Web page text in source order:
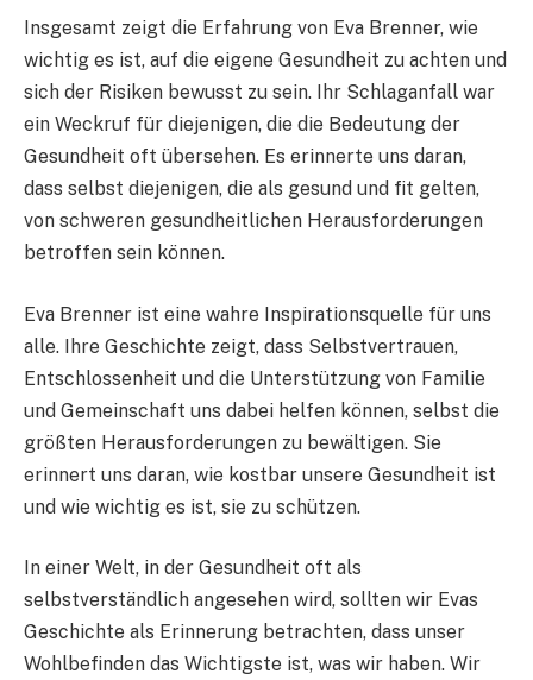
Insgesamt zeigt die Erfahrung von Eva Brenner, wie
wichtig es ist, auf die eigene Gesundheit zu achten und
sich der Risiken bewusst zu sein. Ihr Schlaganfall war
ein Weckruf für diejenigen, die die Bedeutung der
Gesundheit oft übersehen. Es erinnerte uns daran,
dass selbst diejenigen, die als gesund und fit gelten,
von schweren gesundheitlichen Herausforderungen
betroffen sein können.
Eva Brenner ist eine wahre Inspirationsquelle für uns
alle. Ihre Geschichte zeigt, dass Selbstvertrauen,
Entschlossenheit und die Unterstützung von Familie
und Gemeinschaft uns dabei helfen können, selbst die
größten Herausforderungen zu bewältigen. Sie
erinnert uns daran, wie kostbar unsere Gesundheit ist
und wie wichtig es ist, sie zu schützen.
In einer Welt, in der Gesundheit oft als
selbstverständlich angesehen wird, sollten wir Evas
Geschichte als Erinnerung betrachten, dass unser
Wohlbefinden das Wichtigste ist, was wir haben. Wir